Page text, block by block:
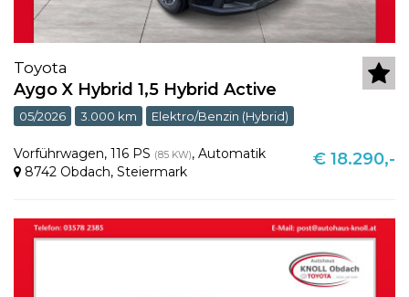
Toyota
Aygo X Hybrid 1,5 Hybrid Active
05/2026 3.000 km Elektro/Benzin (Hybrid)
Vorführwagen, 116 PS (85 KW), Automatik
8742 Obdach, Steiermark
€ 18.290,-